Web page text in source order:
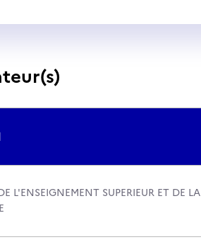
L'ENSEIGNEMENT SUPERIEUR ET DE LA